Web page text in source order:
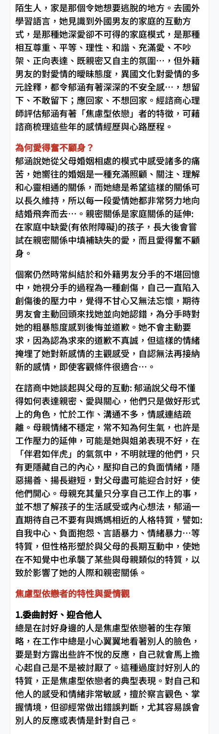
陌生人，家是那個令她想要逃脫的地方。去國外
學習語言，她見識到外國男友的家庭的互動方
式，是那種她深愛卻不可得的家庭模式，是那種
相互尊重、平等、理性、和諧、充滿愛、不吵
架、正向表達、既親密又自主的氛圍…，但外籍
男友的對愛情的曖昧態度，異國文化對愛情的多
元詮釋，都令郁涵有著深深的不安全感…，想留
下、不敢留下；應回家、不想回家。經諮商心理
師評估郁涵有著「焦慮型依戀」者的特徵，可藉
諮商梳理這些年的感情經歷與心路歷程。
為何愛得奮不顧身？
郁涵說她從父母婚姻相處的模式中感受諸多的痛
苦，她嚮往的婚姻是一種充滿照顧、關注、理解
和心靈相通的關係，而她總是希望這樣的關係可
以長久維持，所以每一段愛情她都非常努力地向
結婚飛奔而去…。親密關係是家庭關係的延伸:
在家庭中缺愛(有依附障礙)的孩子，長大後會嘗
試在親密關係中填補缺失的愛，而且愛得奮不顧
身。
個案仍然時常糾結於和外籍男友分手的不堪回憶
中，她視分手的過程為一種創傷，自己一直陷入
創傷後的壓力中，覺得不甘心又無法忘懷，期待
男友會主動回頭來找她並向她認錯，為分手時對
她的粗暴態度感到後悔並道歉。她不會主動要
求，因為認為求來的道歉不真誠，但這樣的情緒
掩埋了她對新感情的主觀感受，自認無法再接納
新的感情，即使客觀條件很適合…。
在諮商中她談起與父母的互動: 郁涵說父母不懂
得如何表達親密、愛與關心，他們只是做好形式
上的角色，忙於工作、溝通不多，情感連結疏
離。母親情緒不穩定，常不知為何生氣，也許是
工作壓力的延伸，可能是她與姐弟表現不好，在
「伴君如伴虎」的氣氛中，不明就理的他們，只
有更隱藏自己的內心，壓抑自己的負面情緒，隱
惡揚善、揚長避短，對父母盡可能迎合討好，使
他們開心。母親充其量只分享自己工作上的事，
並不想了解孩子的生活感受或內心想法，郁涵一
直期待自己不要有與媽媽相近的人格特質，譬如:
自我中心、負面抱怨、言語暴力、情緒暴力…等
特質，但性格形塑於與父母的長期互動中，使她
在不知覺中也承襲了某些與母親類似的特質，以
致於影響了她的人際和親密關係。
焦慮型依戀者的特性與愛情觀
1.委曲討好、迎合他人
總是在討好身邊的人是焦慮型依戀著的生存策
略，在工作中總是小心翼翼地看著別人的臉色，
要是對方露出些許不悅的反應，自己就會馬上擔
心起自己是不是被討厭了。這種過度討好別人的
特質，正是焦慮型依戀者的典型表現。對自己和
他人的感受和情緒非常敏感，擅於察言觀色、掌
握情境，但卻經常做出錯誤判斷，尤其容易誤會
別人的反應或表情是針對自己。